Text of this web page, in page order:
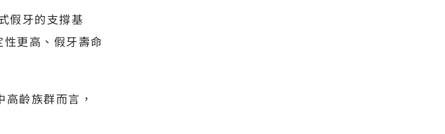
假牙的支撐基
更高、假牙壽命
齡族群而言，